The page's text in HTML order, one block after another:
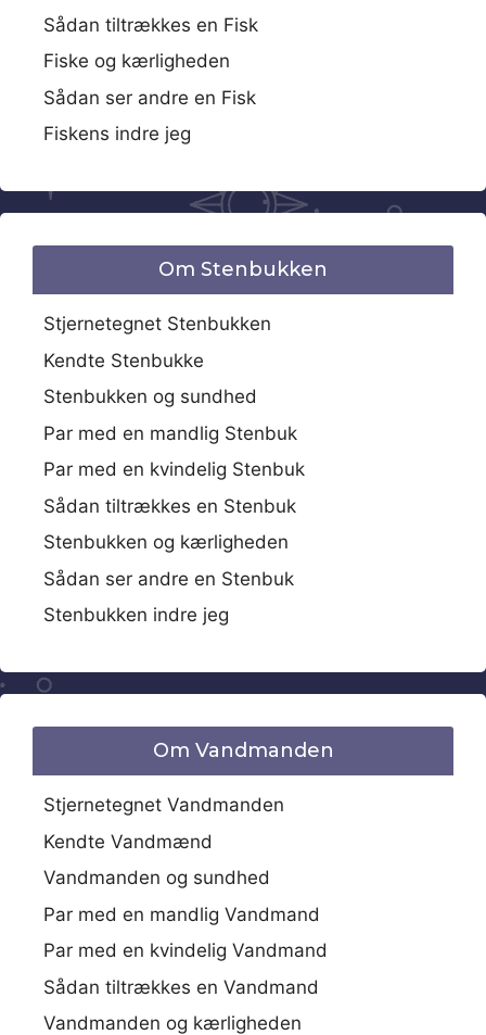
Sådan tiltrækkes en Fisk
Fiske og kærligheden
Sådan ser andre en Fisk
Fiskens indre jeg
Om Stenbukken
Stjernetegnet Stenbukken
Kendte Stenbukke
Stenbukken og sundhed
Par med en mandlig Stenbuk
Par med en kvindelig Stenbuk
Sådan tiltrækkes en Stenbuk
Stenbukken og kærligheden
Sådan ser andre en Stenbuk
Stenbukken indre jeg
Om Vandmanden
Stjernetegnet Vandmanden
Kendte Vandmænd
Vandmanden og sundhed
Par med en mandlig Vandmand
Par med en kvindelig Vandmand
Sådan tiltrækkes en Vandmand
Vandmanden og kærligheden